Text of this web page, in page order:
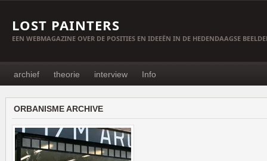
LOST PAINTERS
EEN WEBMAGAZINE OVER DE POSITIES EN IDEEËN IN DE HEDENDAAGSE
archief theorie interview Info
ORBANISME ARCHIVE